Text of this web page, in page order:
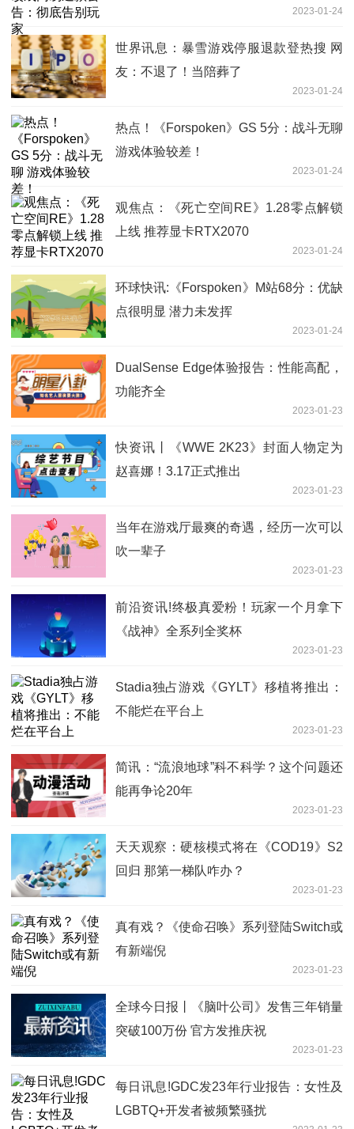
2023-01-24
世界讯息：暴雪游戏停服退款登热搜 网
友：不退了！当陪葬了
2023-01-24
热点！《Forspoken》GS 5分：战斗无聊
游戏体验较差！
2023-01-24
观焦点：《死亡空间RE》1.28零点解锁
上线 推荐显卡RTX2070
2023-01-24
环球快讯:《Forspoken》M站68分：优缺
点很明显 潜力未发挥
2023-01-24
DualSense Edge体验报告：性能高配，
功能齐全
2023-01-23
快资讯丨《WWE 2K23》封面人物定为
赵喜娜！3.17正式推出
2023-01-23
当年在游戏厅最爽的奇遇，经历一次可以
吹一辈子
2023-01-23
前沿资讯!终极真爱粉！玩家一个月拿下
《战神》全系列全奖杯
2023-01-23
Stadia独占游戏《GYLT》移植将推出：
不能烂在平台上
2023-01-23
简讯：“流浪地球”科不科学？这个问题还
能再争论20年
2023-01-23
天天观察：硬核模式将在《COD19》S2
回归 那第一梯队咋办？
2023-01-23
真有戏？《使命召唤》系列登陆Switch或
有新端倪
2023-01-23
全球今日报丨《脑叶公司》发售三年销量
突破100万份 官方发推庆祝
2023-01-23
每日讯息!GDC发23年行业报告：女性及
LGBTQ+开发者被频繁骚扰